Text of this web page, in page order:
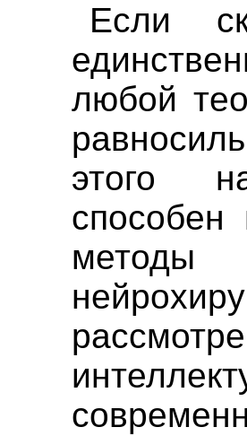
Если
любой
этого
способен
методы